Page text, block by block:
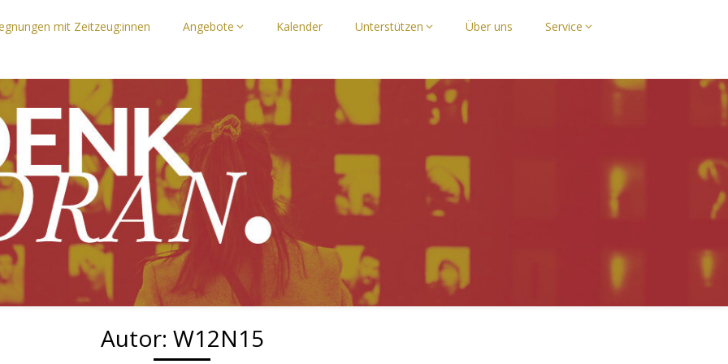
mit Zeitzeug:innen Angebote Kalender Unterstützen Über uns Service
e. V.
die Zukunft im Blick"
Autor: W12N15